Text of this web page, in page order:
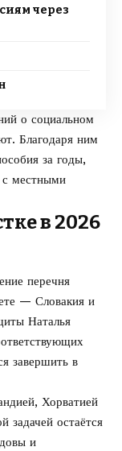
через
о социальном
Благодаря ним
за годы,
с местными
в 2026
перечня
— Словакия и
Наталья
завершить в
Хорватией
задачей остаётся
и